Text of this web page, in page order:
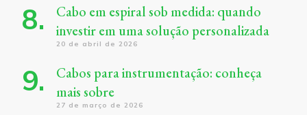
Cabo em espiral sob medida: quando
investir em uma solução personalizada
20 de abril de 2026
Cabos para instrumentação: conheça
mais sobre
27 de março de 2026